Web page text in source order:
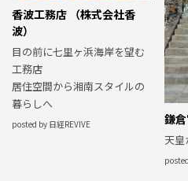
香波工務店 （株式会社香
波）
目の前に七里ヶ浜海岸を望む
工務店
居住空間から湘南スタイルの
暮らしへ
posted by 日経REVIVE 鎌
天皇